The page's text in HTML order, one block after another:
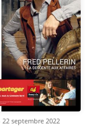
22 septembre 2022